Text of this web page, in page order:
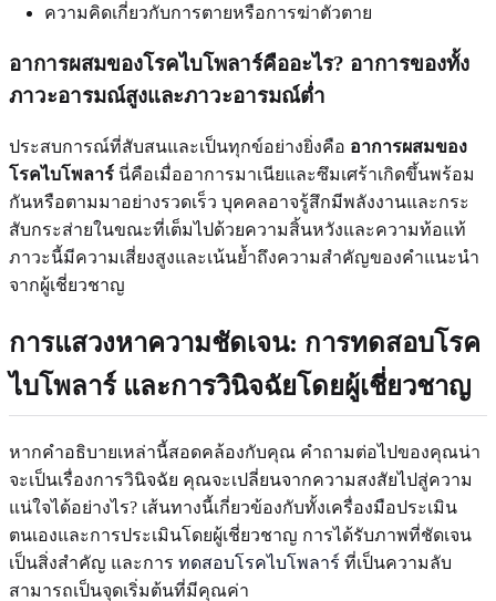
ความคิดเกี่ยวกับการตายหรือการฆ่าตัวตาย
อาการผสมของโรคไบโพลาร์คืออะไร? อาการของทั้ง
ภาวะอารมณ์สูงและภาวะอารมณ์ต่ำ
ประสบการณ์ที่สับสนและเป็นทุกข์อย่างยิ่งคือ อาการผสมของ
โรคไบโพลาร์ นี่คือเมื่ออาการมาเนียและซึมเศร้าเกิดขึ้นพร้อม
กันหรือตามมาอย่างรวดเร็ว บุคคลอาจรู้สึกมีพลังงานและกระ
สับกระส่ายในขณะที่เต็มไปด้วยความสิ้นหวังและความท้อแท้
ภาวะนี้มีความเสี่ยงสูงและเน้นย้ำถึงความสำคัญของคำแนะนำ
จากผู้เชี่ยวชาญ
การแสวงหาความชัดเจน: การทดสอบโรค
ไบโพลาร์และการวินิจฉัยโดยผู้เชี่ยวชาญ
หากคำอธิบายเหล่านี้สอดคล้องกับคุณ คำถามต่อไปของคุณน่า
จะเป็นเรื่องการวินิจฉัย คุณจะเปลี่ยนจากความสงสัยไปสู่ความ
แน่ใจได้อย่างไร? เส้นทางนี้เกี่ยวข้องกับทั้งเครื่องมือประเมิน
ตนเองและการประเมินโดยผู้เชี่ยวชาญ การได้รับภาพที่ชัดเจน
เป็นสิ่งสำคัญ และการ ทดสอบโรคไบโพลาร์ ที่เป็นความลับ
สามารถเป็นจุดเริ่มต้นที่มีคุณค่า